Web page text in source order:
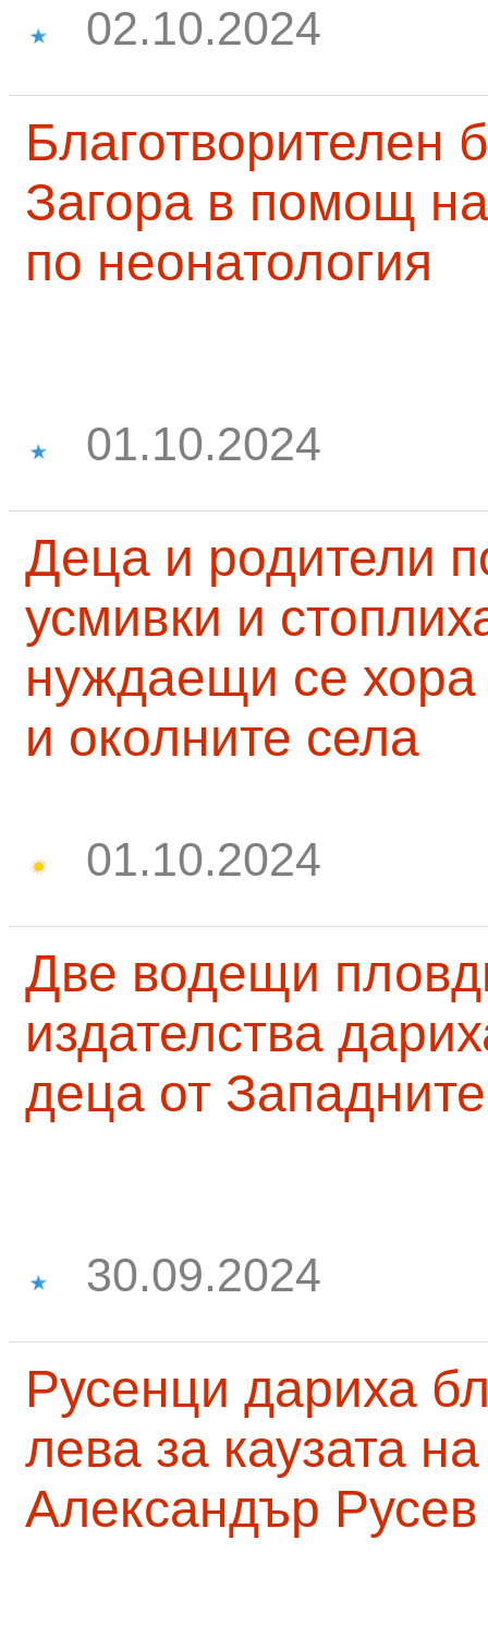
02.10.2024
Благотворителен
Загора в помощ
по неонатология
01.10.2024
Деца и родители
усмивки и
нуждаещи се
и околните села
01.10.2024
Две водещи
издателства
деца от
30.09.2024
Русенци дариха
лева за каузата
Александър Русев